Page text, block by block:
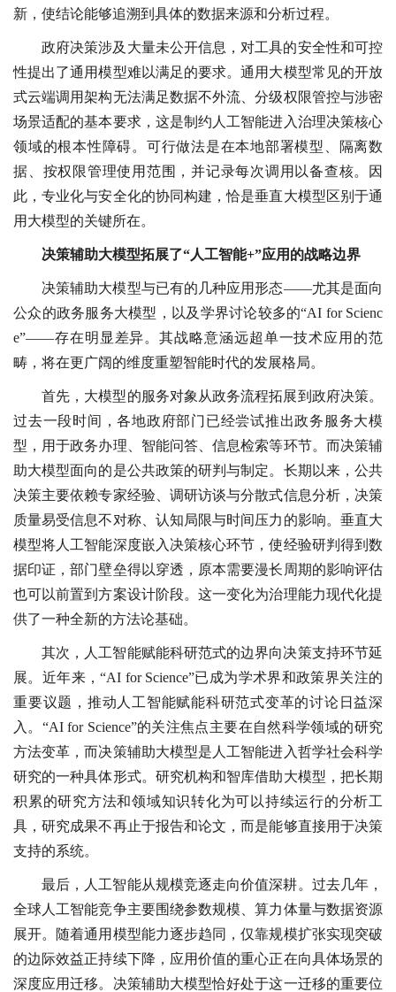
新，使结论能够追溯到具体的数据来源和分析过程。
政府决策涉及大量未公开信息，对工具的安全性和可控
性提出了通用模型难以满足的要求。通用大模型常见的开放
式云端调用架构无法满足数据不外流、分级权限管控与涉密
场景适配的基本要求，这是制约人工智能进入治理决策核心
领域的根本性障碍。可行做法是在本地部署模型、隔离数
据、按权限管理使用范围，并记录每次调用以备查核。因
此，专业化与安全化的协同构建，恰是垂直大模型区别于通
用大模型的关键所在。
决策辅助大模型拓展了“人工智能+”应用的战略边界
决策辅助大模型与已有的几种应用形态——尤其是面向
公众的政务服务大模型，以及学界讨论较多的“AI for Scienc
e”——存在明显差异。其战略意涵远超单一技术应用的范
畴，将在更广阔的维度重塑智能时代的发展格局。
首先，大模型的服务对象从政务流程拓展到政府决策。
过去一段时间，各地政府部门已经尝试推出政务服务大模
型，用于政务办理、智能问答、信息检索等环节。而决策辅
助大模型面向的是公共政策的研判与制定。长期以来，公共
决策主要依赖专家经验、调研访谈与分散式信息分析，决策
质量易受信息不对称、认知局限与时间压力的影响。垂直大
模型将人工智能深度嵌入决策核心环节，使经验研判得到数
据印证，部门壁垒得以穿透，原本需要漫长周期的影响评估
也可以前置到方案设计阶段。这一变化为治理能力现代化提
供了一种全新的方法论基础。
其次，人工智能赋能科研范式的边界向决策支持环节延
展。近年来，“AI for Science”已成为学术界和政策界关注的
重要议题，推动人工智能赋能科研范式变革的讨论日益深
入。“AI for Science”的关注焦点主要在自然科学领域的研究
方法变革，而决策辅助大模型是人工智能进入哲学社会科学
研究的一种具体形式。研究机构和智库借助大模型，把长期
积累的研究方法和领域知识转化为可以持续运行的分析工
具，研究成果不再止于报告和论文，而是能够直接用于决策
支持的系统。
最后，人工智能从规模竞逐走向价值深耕。过去几年，
全球人工智能竞争主要围绕参数规模、算力体量与数据资源
展开。随着通用模型能力逐步趋同，仅靠规模扩张实现突破
的边际效益正持续下降，应用价值的重心正在向具体场景的
深度应用迁移。决策辅助大模型恰好处于这一迁移的重要位